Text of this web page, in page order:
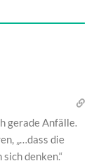
gerade Anfälle.
„…dass die
denken.“